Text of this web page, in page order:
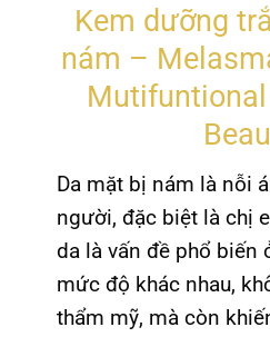
Kem dưỡng
nám –
Mutifuntional
Da mặt bị nám là nỗi
người, đặc biệt là chị
da là vấn đề phổ biến
mức độ khác nhau,
thẩm mỹ, mà còn